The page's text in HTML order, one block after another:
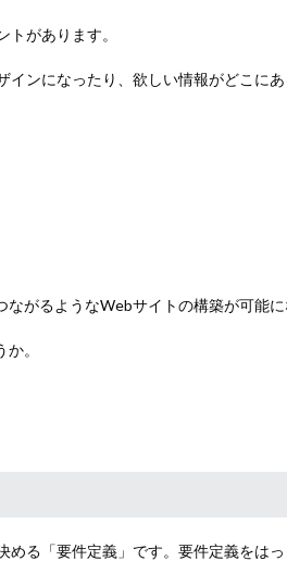
があります。
ンになったり、欲しい情報がどこに
がるようなWebサイトの構築が可能に
。
る「要件定義」です。要件定義をは